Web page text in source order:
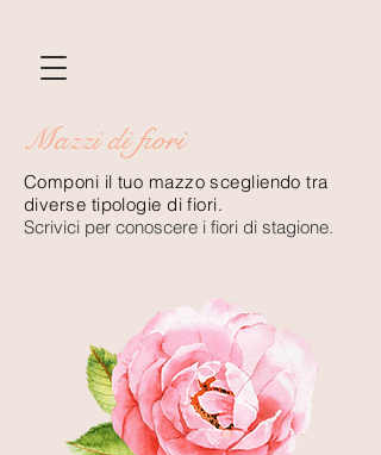
Mazzi di fiori
Componi il tuo mazzo scegliendo tra
diverse tipologie di fiori.
Scrivici per conoscere i fiori di stagione.